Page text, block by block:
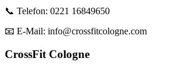
📞 Telefon: 0221 16849650
📧 E-Mail: info@crossfitcologne.com
CrossFit Cologne